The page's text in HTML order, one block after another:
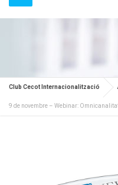
Club Cecot Internacionalització
9 de novembre – Webinar: